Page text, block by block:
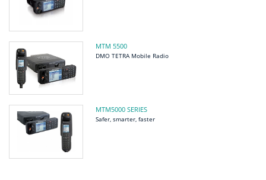
MTM 5500
DMO TETRA Mobile Radio
MTM5000 SERIES
Safer, smarter, faster